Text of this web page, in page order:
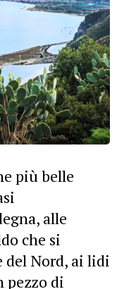
più belle
alle
che si
del Nord, ai lidi
pezzo di